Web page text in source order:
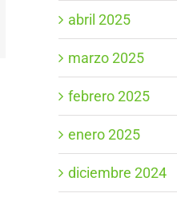
abril 2025
marzo 2025
febrero 2025
enero 2025
diciembre 2024